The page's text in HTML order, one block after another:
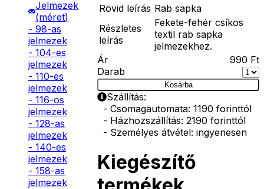
Jelmezek
(méret)
- 98-as
jelmezek
- 104-es
jelmezek
- 110-es
jelmezek
- 116-os
jelmezek
- 128-as
jelmezek
- 140-es
jelmezek
- 158-as
jelmezek
Rövid leírás Rab sapka
Részletes
leírás
Fekete-fehér csíkos
textil rab sapka
jelmezekhez.
Ár
990 Ft
Darab
Kosárba
Szállítás:
- Csomagautomata: 1190 forinttól
- Házhozszállítás: 2190 forinttól
- Személyes átvétel: ingyenesen
Kiegészítő